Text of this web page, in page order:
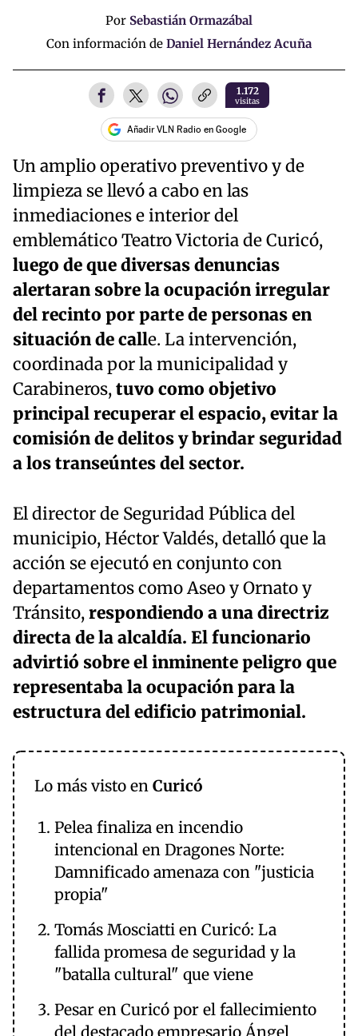
Por Sebastián Ormazábal
Con información de Daniel Hernández Acuña
1.172
visitas
Añadir VLN Radio en Google
Un amplio operativo preventivo y de
limpieza se llevó a cabo en las
inmediaciones e interior del
emblemático Teatro Victoria de Curicó,
luego de que diversas denuncias
alertaran sobre la ocupación irregular
del recinto por parte de personas en
situación de calle. La intervención,
coordinada por la municipalidad y
Carabineros,tuvo como objetivo
principal recuperar el espacio, evitar la
comisión de delitos y brindar seguridad
a los transeúntes del sector.
El director de Seguridad Pública del
municipio, Héctor Valdés, detalló que la
acción se ejecutó en conjunto con
departamentos como Aseo y Ornato y
Tránsito,respondiendo a una directriz
directa de la alcaldía. El funcionario
advirtió sobre el inminente peligro que
representaba la ocupación para la
estructura del edificio patrimonial.
Lo más visto en Curicó
Pelea finaliza en incendio
intencional en Dragones Norte:
Damnificado amenaza con "justicia
propia"
Tomás Mosciatti en Curicó: La
fallida promesa de seguridad y la
"batalla cultural" que viene
Pesar en Curicó por el fallecimiento
del destacado empresario Ángel